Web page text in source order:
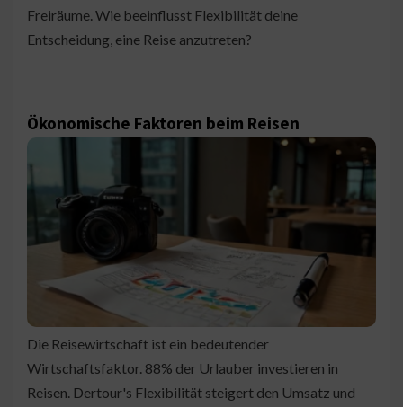
Freiräume. Wie beeinflusst Flexibilität deine
Entscheidung, eine Reise anzutreten?
Ökonomische Faktoren beim Reisen
Die Reisewirtschaft ist ein bedeutender
Wirtschaftsfaktor. 88% der Urlauber investieren in
Reisen. Dertour's Flexibilität steigert den Umsatz und